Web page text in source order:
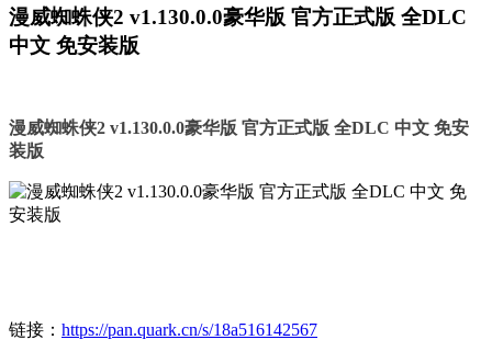
漫威蜘蛛侠2 v1.130.0.0豪华版 官方正式版 全DLC
中文 免安装版
漫威蜘蛛侠2 v1.130.0.0豪华版 官方正式版 全DLC 中文 免安
装版
链接： https://pan.quark.cn/s/18a516142567